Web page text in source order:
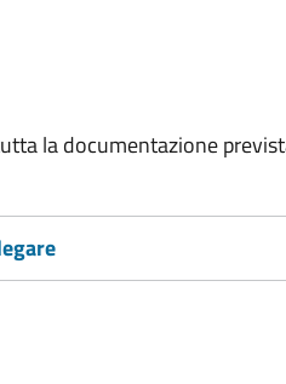
la documentazione